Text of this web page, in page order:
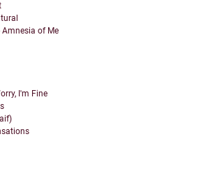
Amnesia of Me
I'm Fine